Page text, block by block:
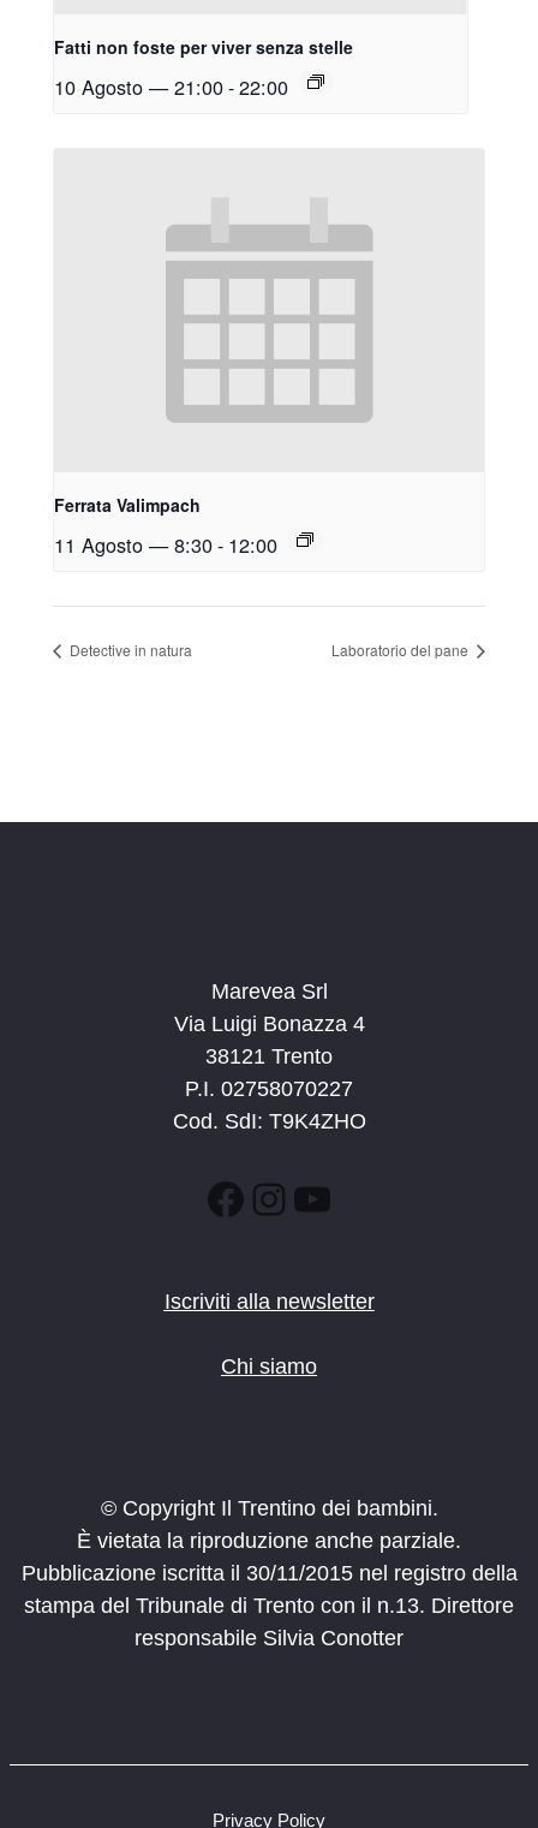
Fatti non foste per viver senza stelle
10 Agosto — 21:00-22:00
Ferrata Valimpach
11 Agosto — 8:30- 12:00
Detective in natura Laboratorio del pane
Marevea Srl
Via Luigi Bonazza 4
38121 Trento
P.I. 02758070227
Cod. SdI: T9K4ZHO
Facebook
Instagram
YouTube
Iscriviti alla newsletter
Chi siamo
© Copyright Il Trentino dei bambini.
È vietata la riproduzione anche parziale.
Pubblicazione iscritta il 30/11/2015 nel registro della
stampa del Tribunale di Trento con il n.13. Direttore
responsabile Silvia Conotter
Privacy Policy